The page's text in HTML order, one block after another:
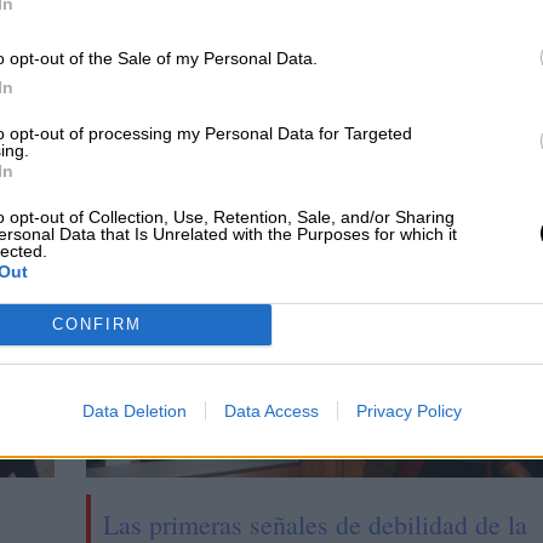
opt-out of the Sale of my Personal Data.
opt-out of processing my Personal Data for Targeted
opt-out of Collection, Use, Retention, Sale, and/or Sharing
Data that Is Unrelated with the Purposes for which it
CONFIRM
Data Deletion Data Access Privacy Policy
las consecuencias
de Ucrania
Las primeras señales de debilidad de la